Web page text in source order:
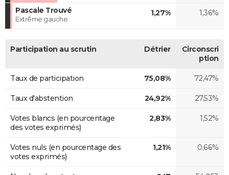
Pascale Trouvé
Extrême gauche
1,27% 1,36%
Participation au scrutin Détrier
Circonscri
ption
Taux de participation 75,08% 72,47%
Taux d'abstention 24,92% 27,53%
Votes blancs (en pourcentage
des votes exprimés)
2,83% 1,52%
Votes nuls (en pourcentage des
votes exprimés)
1,21% 0,66%